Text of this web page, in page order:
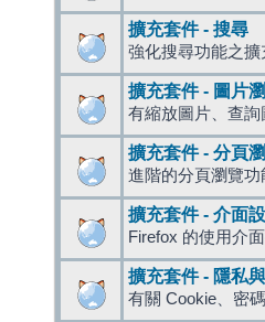
擴充套件 - 搜尋
強化搜尋功能之擴
擴充套件 - 圖片
有縮放圖片、查
擴充套件 - 分頁
進階的分頁瀏覽功
擴充套件 - 介面
Firefox 的使用介
擴充套件 - 隱私
有關 Cookie、密